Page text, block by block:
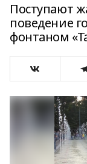
Поступают
поведение
фонтаном